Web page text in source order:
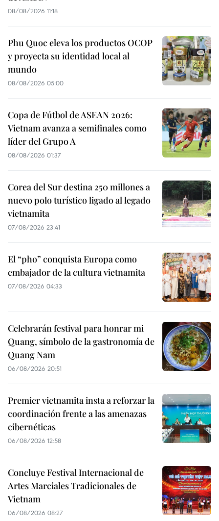
08/08/2026 11:18
Phu Quoc eleva los productos OCOP
y proyecta su identidad local al
mundo
08/08/2026 05:00
Copa de Fútbol de ASEAN 2026:
Vietnam avanza a semifinales como
líder del Grupo A
08/08/2026 01:37
Corea del Sur destina 250 millones a
nuevo polo turístico ligado al legado
vietnamita
07/08/2026 23:41
El “pho” conquista Europa como
embajador de la cultura vietnamita
07/08/2026 04:33
Celebrarán festival para honrar mi
Quang, símbolo de la gastronomía de
Quang Nam
06/08/2026 20:51
Premier vietnamita insta a reforzar la
coordinación frente a las amenazas
cibernéticas
06/08/2026 12:58
Concluye Festival Internacional de
Artes Marciales Tradicionales de
Vietnam
06/08/2026 08:27